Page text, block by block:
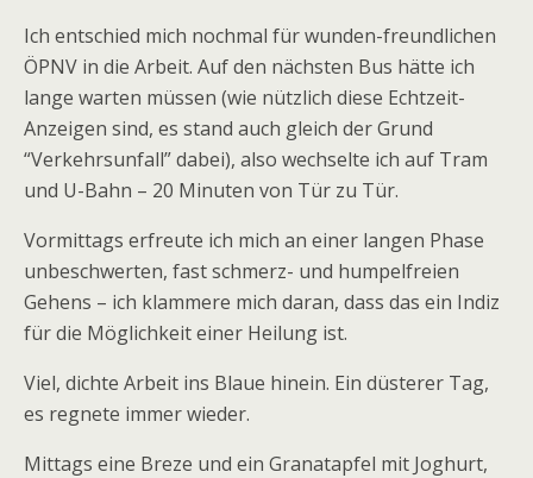
Ich entschied mich nochmal für wunden-freundlichen
ÖPNV in die Arbeit. Auf den nächsten Bus hätte ich
lange warten müssen (wie nützlich diese Echtzeit-
Anzeigen sind, es stand auch gleich der Grund
“Verkehrsunfall” dabei), also wechselte ich auf Tram
und U-Bahn – 20 Minuten von Tür zu Tür.
Vormittags erfreute ich mich an einer langen Phase
unbeschwerten, fast schmerz- und humpelfreien
Gehens – ich klammere mich daran, dass das ein Indiz
für die Möglichkeit einer Heilung ist.
Viel, dichte Arbeit ins Blaue hinein. Ein düsterer Tag,
es regnete immer wieder.
Mittags eine Breze und ein Granatapfel mit Joghurt,